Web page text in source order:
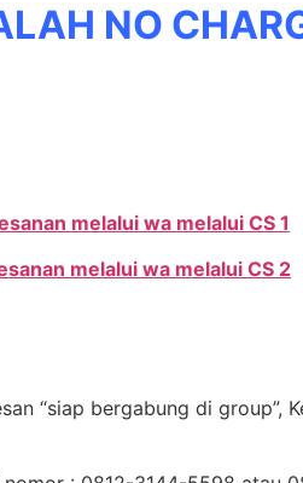
NO
melalui wa melalui CS 1
melalui wa melalui CS 2
“siap bergabung di group”,